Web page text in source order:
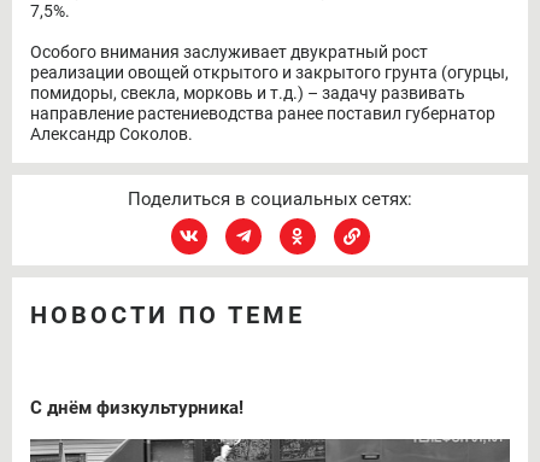
7,5%.
Особого внимания заслуживает двукратный рост
реализации овощей открытого и закрытого грунта (огурцы,
помидоры, свекла, морковь и т.д.) – задачу развивать
направление растениеводства ранее поставил губернатор
Александр Соколов.
Поделиться в социальных сетях:
НОВОСТИ ПО ТЕМЕ
С днём физкультурника!